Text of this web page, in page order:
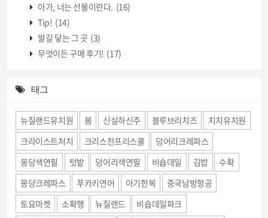
아가, 너는 선물이란다. (16)
Tip! (14)
발길 닿는 그 곳 (3)
무엇이든 구매 후기! (17)
태그
뉴질랜드유치원 봄 신실하신주 블루브리치즈
치치유치원
크라이스트처치
크리스찬프리스쿨
덩어리크레파스
몽당색연필
텃밭 덩어리색연필 비숍데일 김밥
수확
몽당크레파스
푸카키연어 아기한복
중국남방항공
토요마켓
소확행 뉴질랜드
비숍데일파크